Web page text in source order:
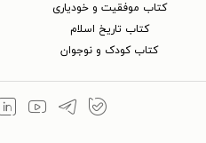
کتاب موفقیت و خودیاری
کتاب تاریخ اسلام
کتاب کودک و نوجوان